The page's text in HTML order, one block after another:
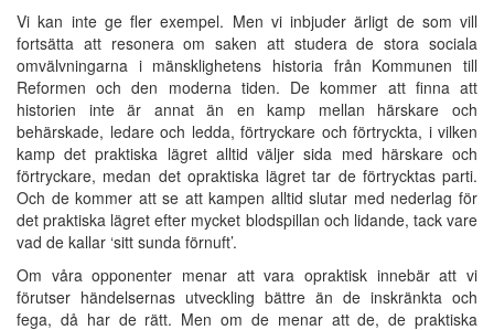
Vi kan inte ge fler exempel. Men vi inbjuder ärligt de som vill
fortsätta att resonera om saken att studera de stora sociala
omvälvningarna i mänsklighetens historia från Kommunen till
Reformen och den moderna tiden. De kommer att finna att
historien inte är annat än en kamp mellan härskare och
behärskade, ledare och ledda, förtryckare och förtryckta, i vilken
kamp det praktiska lägret alltid väljer sida med härskare och
förtryckare, medan det opraktiska lägret tar de förtrycktas parti.
Och de kommer att se att kampen alltid slutar med nederlag för
det praktiska lägret efter mycket blodspillan och lidande, tack vare
vad de kallar ‘sitt sunda förnuft’.
Om våra opponenter menar att vara opraktisk innebär att vi
förutser händelsernas utveckling bättre än de inskränkta och
fega, då har de rätt. Men om de menar att de, de praktiska